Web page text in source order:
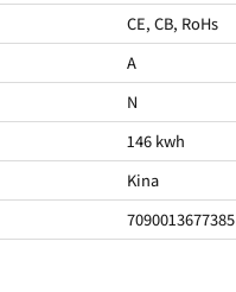
CE, CB, RoHs
A
N
146 kwh
Kina
7090013677385